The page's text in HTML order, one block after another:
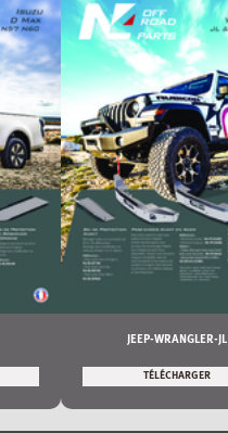
JEEP-WRANGLER-JL
TÉLÉCHARGER